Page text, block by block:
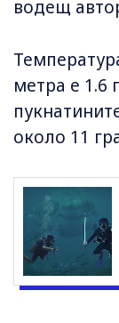
водещ
метра е 1.6
около 11